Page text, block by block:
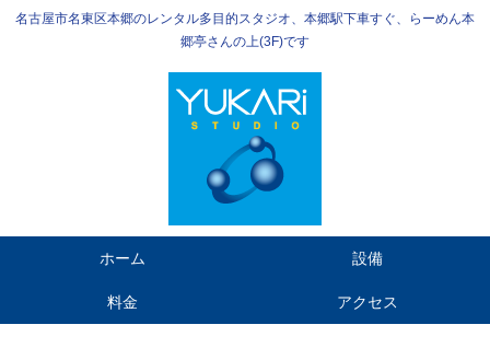
名古屋市名東区本郷のレンタル多目的スタジオ、本郷駅下車すぐ、らーめん本
郷亭さんの上(3F)です
ホーム 設備
料金 アクセス